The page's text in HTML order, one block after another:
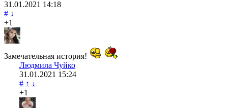
31.01.2021 14:18
# ↓
+1
Замечательная история!
Людмила Чуйко
31.01.2021 15:24
# ↑ ↓
+1